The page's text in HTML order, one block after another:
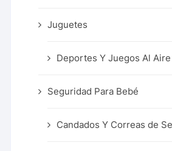
Juguetes
Deportes Y Juegos Al
Seguridad Para Bebé
Candados Y Correas de